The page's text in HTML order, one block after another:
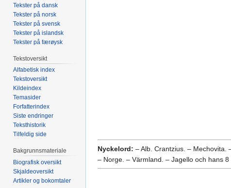
Nyckelord: – Alb. Crantzius. – Mechovita.
– Norge. – Värmland. – Jagello och hans
Tekster på dansk
Tekster på norsk
Tekster på svensk
Tekster på islandsk
Tekster på færøysk
Tekstoversikt
Alfabetisk index
Tekstoversikt
Kildeindex
Temasider
Forfatterindex
Siste endringer
Teksthistorik
Tilfeldig side
Bakgrunnsmateriale
Biografisk oversikt
Skjaldeoversikt
Artikler og bokomtaler